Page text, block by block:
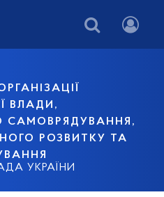
ВЛАДИ,
САМОВРЯДУВАННЯ,
РОЗВИТКУ ТА
УКРАЇНИ